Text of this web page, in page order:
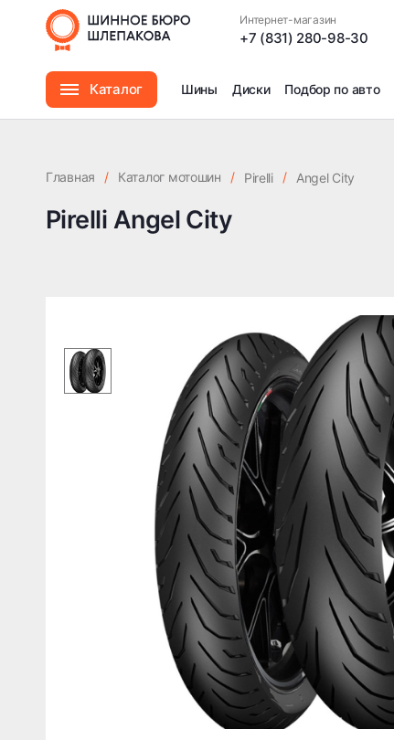
Интернет-магазин
+7 (831) 280-98-30
Каталог Шины Диски Подбор по авто
Главная / Каталог мотошин / Pirelli / Angel City
Pirelli Angel City